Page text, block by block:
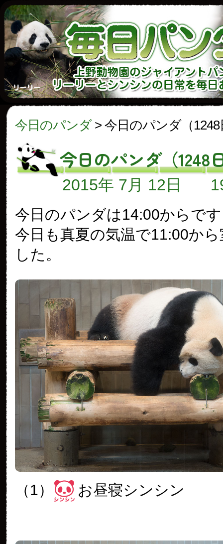
今日のパンダ> 今日のパンダ（1248
今日のパンダ（1248
2015年 7月 12日
今日のパンダは14:00からで
今日も真夏の気温で11:00か
した。
（1） お昼寝シンシン